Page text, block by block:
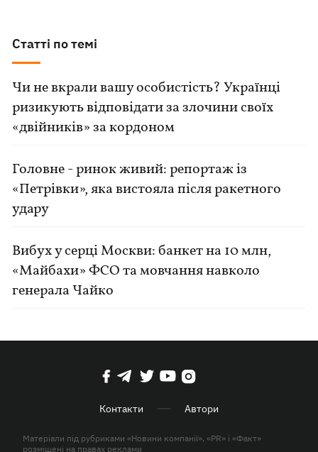
Статті по темі
Чи не вкрали вашу особистість? Українці
ризикують відповідати за злочини своїх
«двійників» за кордоном
Головне - ринок живий: репортаж із
«Петрівки», яка вистояла після ракетного
удару
Вибух у серці Москви: банкет на 10 млн,
«Майбахи» ФСО та мовчання навколо
генерала Чайко
Контакти Автори
Матеріали під рубриками «Новини компанії», «PR» і «Факт»
розміщені на правах реклами